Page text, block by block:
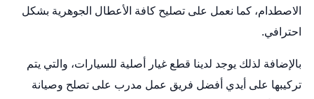
الاصطدام، كما نعمل على تصليح كافة الأعطال الجوهرية بشكل
احترافي.
بالإضافة لذلك يوجد لدينا قطع غيار أصلية للسيارات، والتي يتم
تركيبها على أيدي أفضل فريق عمل مدرب على تصلح وصيانة